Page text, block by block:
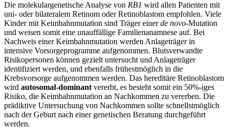
Die molekulargenetische Analyse von RB1 wird allen Patienten mit
uni- oder bilateralem Retinom oder Retinoblastom empfohlen. Viele
Kinder mit Keimbahnmutation sind Träger einerde novo-Mutation
und weisen somit eine unauffällige Familienanamnese auf. Bei
Nachweis einer Keimbahnmutation werden Anlageträger in
intensive Vorsorgeprogramme aufgenommen. Blutsverwandte
Risikopersonen können gezielt untersucht und Anlageträger
identifiziert werden, und ebenfalls frühestmöglich in die
Krebsvorsorge aufgenommen werden. Das hereditäre Retinoblastom
wird autosomal-dominantvererbt, es besteht somit ein 50%-iges
Risiko, die Keimbahnmutation an Nachkommen zu vererben. Die
prädiktive Untersuchung von Nachkommen sollte schnellstmöglich
nach der Geburt nach einer genetischen Beratung durchgeführt
werden.